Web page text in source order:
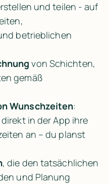
und teilen - auf
betrieblichen
von Schichten,
Wunschzeiten:
in der App ihre
an – du planst
, die den tatsächlichen
und Planung